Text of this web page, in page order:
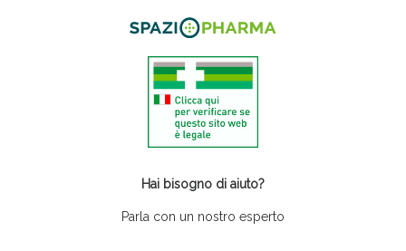
Hai bisogno di aiuto?
Parla con un nostro esperto